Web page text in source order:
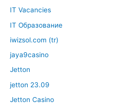
IT Vacancies
IT Образование
iwizsol.com (tr)
jaya9casino
Jetton
jetton 23.09
Jetton Casino